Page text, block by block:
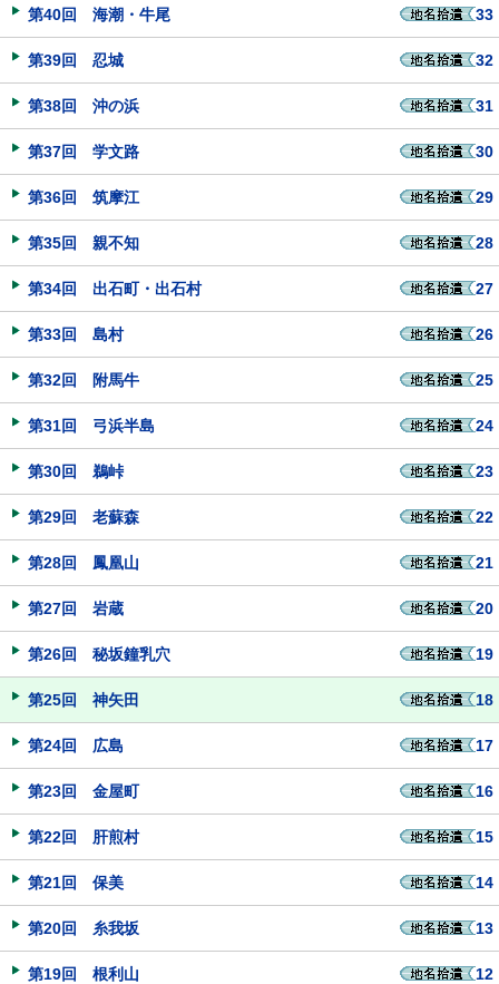
第40回 海潮・牛尾 33
第39回 忍城 32
第38回 沖の浜 31
第37回 学文路 30
第36回 筑摩江 29
第35回 親不知 28
第34回 出石町・出石村 27
第33回 島村 26
第32回 附馬牛 25
第31回 弓浜半島 24
第30回 鵜峠 23
第29回 老蘇森 22
第28回 鳳凰山 21
第27回 岩蔵 20
第26回 秘坂鐘乳穴 19
第25回 神矢田 18
第24回 広島 17
第23回 金屋町 16
第22回 肝煎村 15
第21回 保美 14
第20回 糸我坂 13
第19回 根利山 12